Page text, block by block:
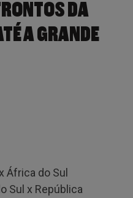
DA
A GRANDE
África do Sul
Sul x República